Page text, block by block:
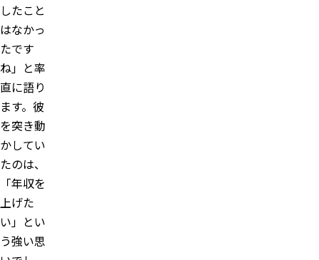
したこと
はなかっ
たです
ね」と率
直に語り
ます。彼
を突き動
かしてい
たのは、
「年収を
上げた
い」とい
う強い思